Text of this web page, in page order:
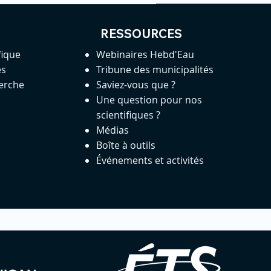
RESSOURCES
Webinaires Hebd'Eau
Tribune des municipalités
Saviez-vous que ?
Une question pour nos
scientifiques ?
Médias
Boîte à outils
Événements et activités